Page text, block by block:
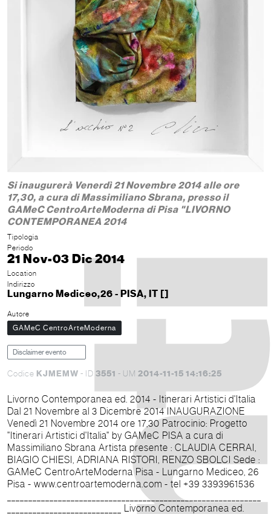
Si inaugurerà Venerdì 21 Novembre 2014 alle ore
17,30, a cura di Massimiliano Sbrana, presso il
GAMeC CentroArteModerna di Pisa "LIVORNO
CONTEMPORANEA 2014
Tipologia
Periodo
21 Nov-03 Dic 2014
Location
Indirizzo
Lungarno Mediceo,26 - PISA, IT []
Autore
GAMeC CentroArteModerna
Disclaimer evento
Codice KJMEMW - ID 3551 - UM 2014-11-15 14:16:25
Livorno Contemporanea ed. 2014 - Itinerari Artistici d'Italia
Dal 21 Novembre al 3 Dicembre 2014 INAUGURAZIONE
Venedì 21 Novembre 2014 ore 17,30 Patrocinio: Progetto
"Itinerari Artistici d'Italia" by GAMeC PISA a cura di
Massimiliano Sbrana Artista presente : CLAUDIA CERRAI,
BIAGIO CHIESI, ADRIANA RISTORI, RENZO SBOLCI Sede :
GAMeC CentroArteModerna Pisa - Lungarno Mediceo, 26
Pisa - www.centroartemoderna.com - tel +39 3393961536
____________________________________________________________